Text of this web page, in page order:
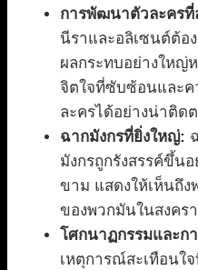
การพัฒนาตัวละครที่
นีราและอลิเซนต์ต้อ
ผลกระทบอย่างใหญ่
จิตใจที่ซับซ้อนและค
ละครได้อย่างน่าติด
ฉากมังกรที่ยิ่งใหญ่:
มังกรถูกรังสรรค์ขึ้น
ขาม แสดงให้เห็นถึ
ของพวกมันในสงคร
โศกนาฏกรรมและก
เหตุการณ์สะเทือนใ